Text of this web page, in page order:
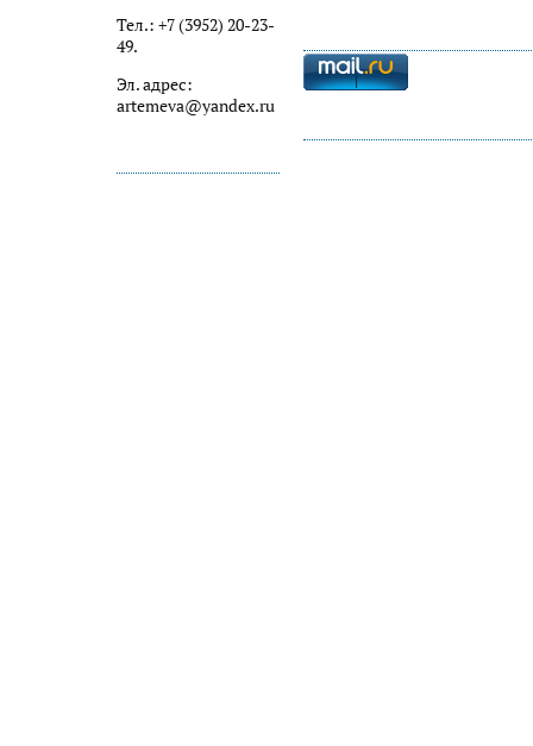
Тел.: +7 (3952) 20-23-
49.
Эл. адрес:
artemeva@yandex.ru